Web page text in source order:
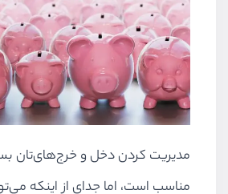
مدیریت کردن دخل و خرج‌های‌تان
مناسب است، اما جدای از اینکه